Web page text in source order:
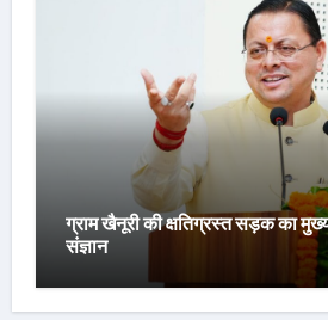
ग्राम खैनूरी की क्षतिग्रस्त सड़क का
संज्ञान